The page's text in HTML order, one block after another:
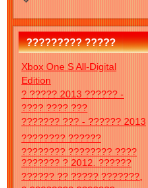
????????? ?????
Xbox One S All-Digital
Edition
? ????? 2013 ?????? -
???? ???? ???
??????? ??? - ?????? 2013
???????? ??????
???????? ???????? ????
??????? ? 2012. ??????
?????? ?? ????? ???????,